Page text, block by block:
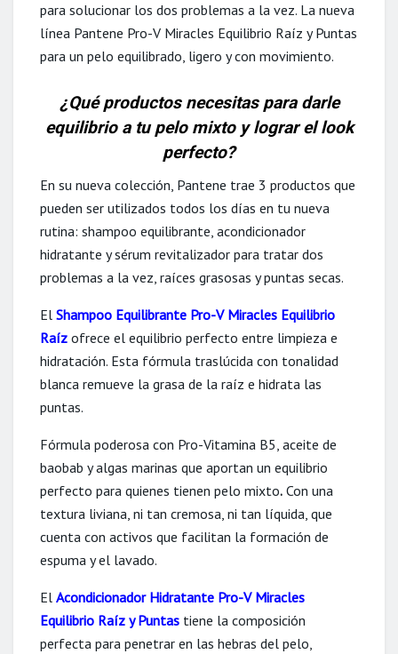
para solucionar los dos problemas a la vez. La nueva
línea Pantene Pro-V Miracles Equilibrio Raíz y Puntas
para un pelo equilibrado, ligero y con movimiento.
¿Qué productos necesitas para darle
equilibrio a tu pelo mixto y lograr el look
perfecto?
En su nueva colección, Pantene trae 3 productos que
pueden ser utilizados todos los días en tu nueva
rutina: shampoo equilibrante, acondicionador
hidratante y sérum revitalizador para tratar dos
problemas a la vez, raíces grasosas y puntas secas.
El Shampoo Equilibrante Pro-V Miracles Equilibrio
Raíz ofrece el equilibrio perfecto entre limpieza e
hidratación. Esta fórmula traslúcida con tonalidad
blanca remueve la grasa de la raíz e hidrata las
puntas.
Fórmula poderosa con Pro-Vitamina B5, aceite de
baobab y algas marinas que aportan un equilibrio
perfecto para quienes tienen pelo mixto. Con una
textura liviana, ni tan cremosa, ni tan líquida, que
cuenta con activos que facilitan la formación de
espuma y el lavado.
El Acondicionador Hidratante Pro-V Miracles
Equilibrio Raíz y Puntas tiene la composición
perfecta para penetrar en las hebras del pelo,